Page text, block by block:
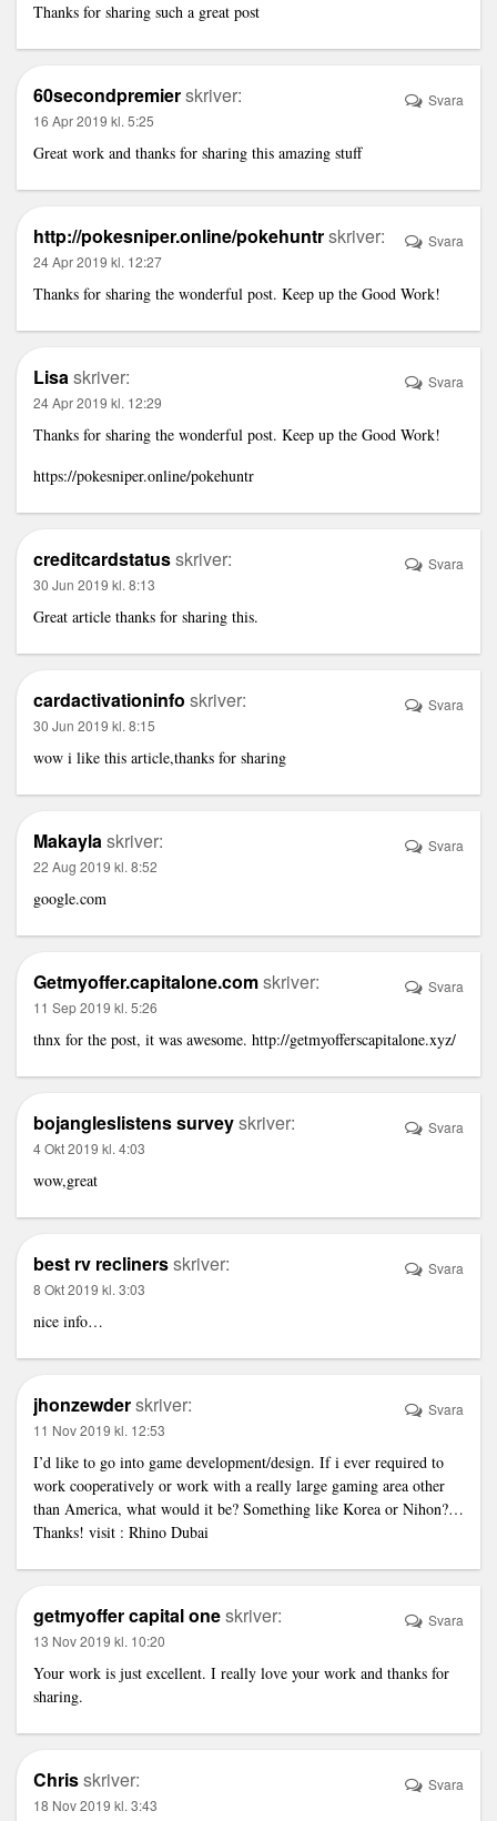
Thanks for sharing such a great post
60secondpremierskriver:
16 Apr 2019 kl. 5:25
Great work and thanks for sharing this amazing stuff
Svara
http://pokesniper.online/pokehuntrskriver:
24 Apr 2019 kl. 12:27
Thanks for sharing the wonderful post. Keep up the Good Work!
Svara
Lisaskriver:
24 Apr 2019 kl. 12:29
Thanks for sharing the wonderful post. Keep up the Good Work!
https://pokesniper.online/pokehuntr
Svara
creditcardstatusskriver:
30 Jun 2019 kl. 8:13
Great article thanks for sharing this.
Svara
cardactivationinfo skriver:
30 Jun 2019 kl. 8:15
wow i like this article,thanks for sharing
Svara
Makaylaskriver:
22 Aug 2019 kl. 8:52
google.com
Svara
Getmyoffer.capitalone.comskriver:
11 Sep 2019 kl. 5:26
thnx for the post, it was awesome. http://getmyofferscapitalone.xyz/
Svara
bojangleslistens surveyskriver:
4 Okt 2019 kl. 4:03
wow,great
Svara
best rv reclinersskriver:
8 Okt 2019 kl. 3:03
nice info…
Svara
jhonzewderskriver:
11 Nov 2019 kl. 12:53
I’d like to go into game development/design. If i ever required to
work cooperatively or work with a really large gaming area other
than America, what would it be? Something like Korea or Nihon?…
Thanks! visit : Rhino Dubai
Svara
getmyoffer capital oneskriver:
13 Nov 2019 kl. 10:20
Your work is just excellent. I really love your work and thanks for
sharing.
Svara
Chrisskriver:
18 Nov 2019 kl. 3:43
Svara